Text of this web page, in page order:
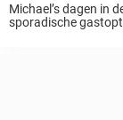
Michael’s dagen in
sporadische